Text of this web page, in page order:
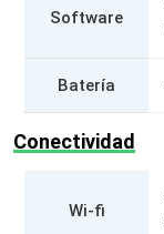
Software
Batería
Conectividad
Wi-fi